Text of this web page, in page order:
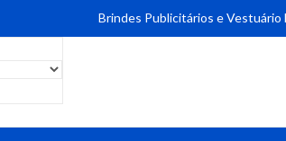
Brindes Publicitários e Vestuário